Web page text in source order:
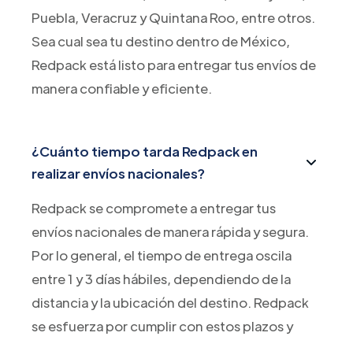
Puebla, Veracruz y Quintana Roo, entre otros.
Sea cual sea tu destino dentro de México,
Redpack está listo para entregar tus envíos de
manera confiable y eficiente.
¿Cuánto tiempo tarda Redpack en
realizar envíos nacionales?
Redpack se compromete a entregar tus
envíos nacionales de manera rápida y segura.
Por lo general, el tiempo de entrega oscila
entre 1 y 3 días hábiles, dependiendo de la
distancia y la ubicación del destino. Redpack
se esfuerza por cumplir con estos plazos y